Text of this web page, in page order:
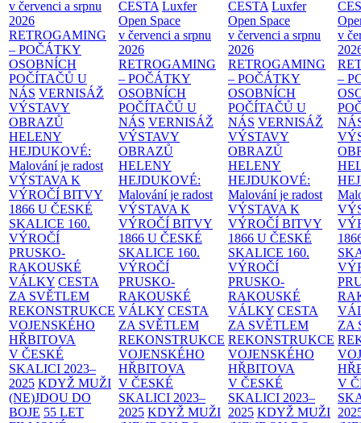
v červenci a srpnu
2026
RETROGAMING
– POČÁTKY
OSOBNÍCH
POČÍTAČŮ U
NÁS VERNISÁŽ
VÝSTAVY
OBRAZŮ
HELENY
HEJDUKOVÉ:
Malování je radost
VÝSTAVA K
VÝROČÍ BITVY
1866 U ČESKÉ
SKALICE 160.
VÝROČÍ
PRUSKO-
RAKOUSKÉ
VÁLKY CESTA
ZA SVĚTLEM
REKONSTRUKCE
VOJENSKÉHO
HŘBITOVA
V ČESKÉ
SKALICI 2023–
2025 KDYŽ MUŽI
(NE)JDOU DO
BOJE 55 LET
CESTA Luxfer
Open Space
v červenci a srpnu
2026
RETROGAMING
– POČÁTKY
OSOBNÍCH
POČÍTAČŮ U
NÁS VERNISÁŽ
VÝSTAVY
OBRAZŮ
HELENY
HEJDUKOVÉ:
Malování je radost
VÝSTAVA K
VÝROČÍ BITVY
1866 U ČESKÉ
SKALICE 160.
VÝROČÍ
PRUSKO-
RAKOUSKÉ
VÁLKY CESTA
ZA SVĚTLEM
REKONSTRUKCE
VOJENSKÉHO
HŘBITOVA
V ČESKÉ
SKALICI 2023–
2025 KDYŽ MUŽI
CESTA Luxfer
Open Space
v červenci a srpnu
2026
RETROGAMING
– POČÁTKY
OSOBNÍCH
POČÍTAČŮ U
NÁS VERNISÁŽ
VÝSTAVY
OBRAZŮ
HELENY
HEJDUKOVÉ:
Malování je radost
VÝSTAVA K
VÝROČÍ BITVY
1866 U ČESKÉ
SKALICE 160.
VÝROČÍ
PRUSKO-
RAKOUSKÉ
VÁLKY CESTA
ZA SVĚTLEM
REKONSTRUKCE
VOJENSKÉHO
HŘBITOVA
V ČESKÉ
SKALICI 2023–
2025 KDYŽ MUŽI
v
–
ZA
V